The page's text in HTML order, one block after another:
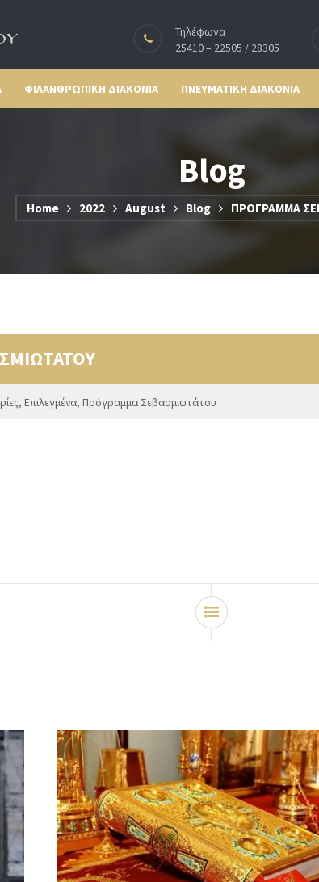
Τηλέφωνα
25410 – 22505 / 28305
ΦΙΛΑΝΘΡΩΠΙΚΗ ΔΙΑΚΟΝΙΑ ΠΝΕΥΜΑΤΙΚΗ ΔΙΑΚΟΝΙΑ
Blog
Home 2022 August Blog ΠΡΟΓΡΑΜΜΑ
, Επιλεγμένα, Πρόγραμμα Σεβασμιωτάτου